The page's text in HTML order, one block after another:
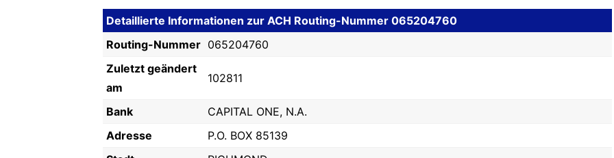
Detaillierte Informationen zur ACH Routing-Nummer 065204760
Routing-Nummer 065204760
Zuletzt geändert
am
102811
Bank
CAPITAL ONE, N.A.
Adresse
P.O. BOX 85139